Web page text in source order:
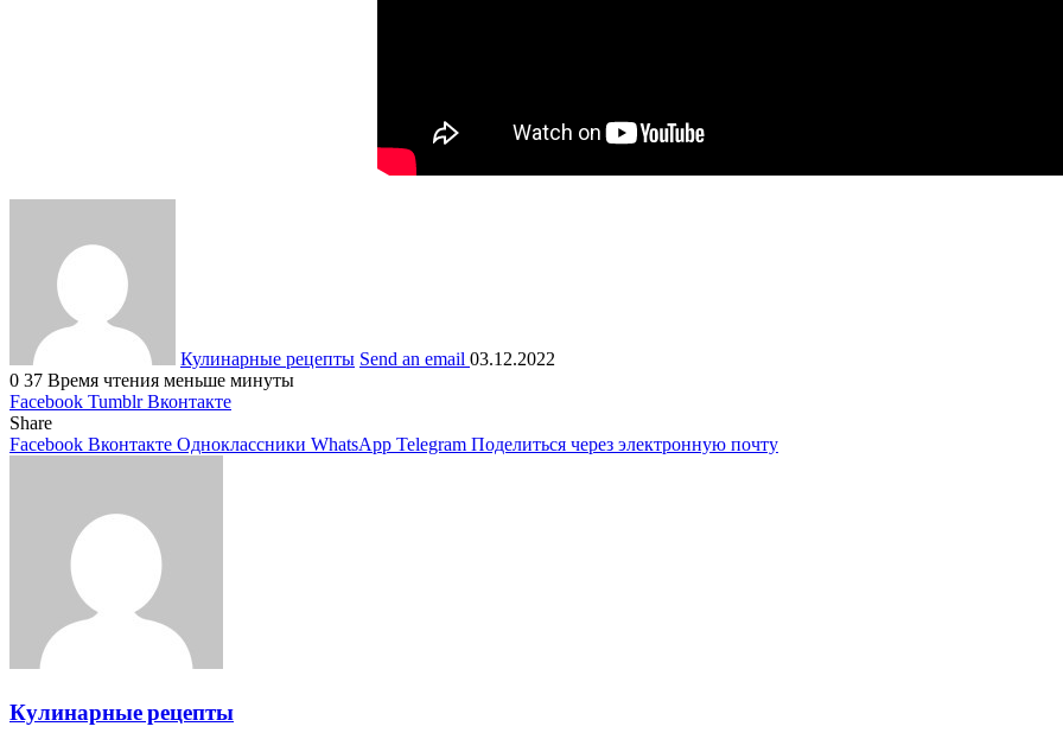
Кулинарные рецепты Send an email 03.12.2022
0 37 Время чтения меньше минуты
Facebook Tumblr Вконтакте
Share
Facebook Вконтакте Одноклассники WhatsApp Telegram Поделиться через электронную почту
Кулинарные рецепты